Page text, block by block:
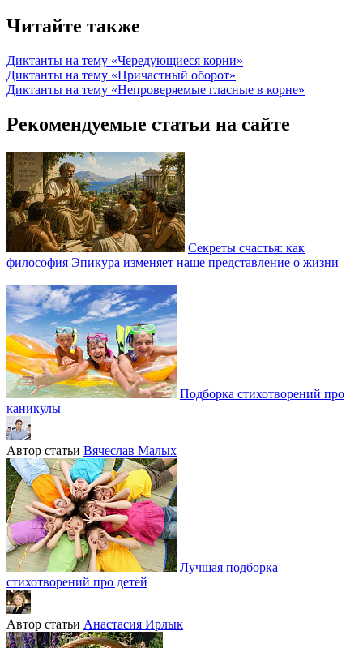
Читайте также
Диктанты на тему «Чередующиеся корни»
Диктанты на тему «Причастный оборот»
Диктанты на тему «Непроверяемые гласные в корне»
Рекомендуемые статьи на сайте
Секреты счастья: как
философия Эпикура изменяет наше представление о жизни
Подборка стихотворений про
каникулы
Автор статьи Вячеслав Малых
Лучшая подборка
стихотворений про детей
Автор статьи Анастасия Ирлык